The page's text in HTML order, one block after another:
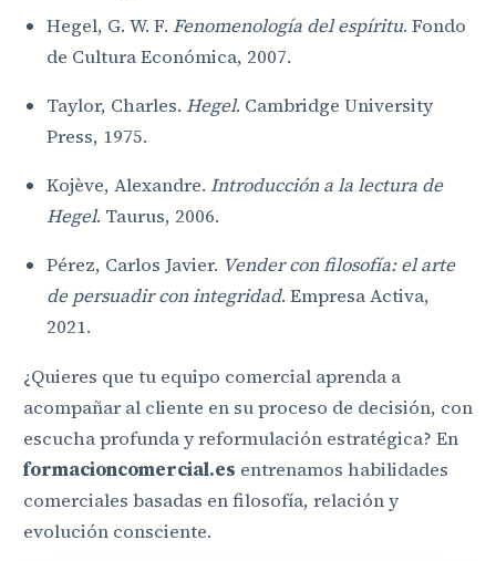
Hegel, G. W. F. Fenomenología del espíritu. Fondo
de Cultura Económica, 2007.
Taylor, Charles. Hegel. Cambridge University
Press, 1975.
Kojève, Alexandre. Introducción a la lectura de
Hegel. Taurus, 2006.
Pérez, Carlos Javier. Vender con filosofía: el arte
de persuadir con integridad. Empresa Activa,
2021.
¿Quieres que tu equipo comercial aprenda a
acompañar al cliente en su proceso de decisión, con
escucha profunda y reformulación estratégica? En
formacioncomercial.es entrenamos habilidades
comerciales basadas en filosofía, relación y
evolución consciente.